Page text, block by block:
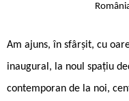
Am ajuns, în sfârșit, cu
inaugural, la noul spațiu
contemporan de la noi,